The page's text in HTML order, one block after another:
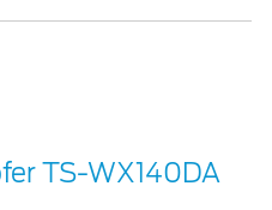
TS-WX140DA